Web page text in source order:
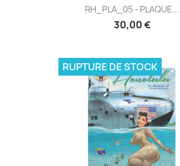
RH_PLA_05 - PLAQUE...
30,00 €
RUPTURE DE STOCK